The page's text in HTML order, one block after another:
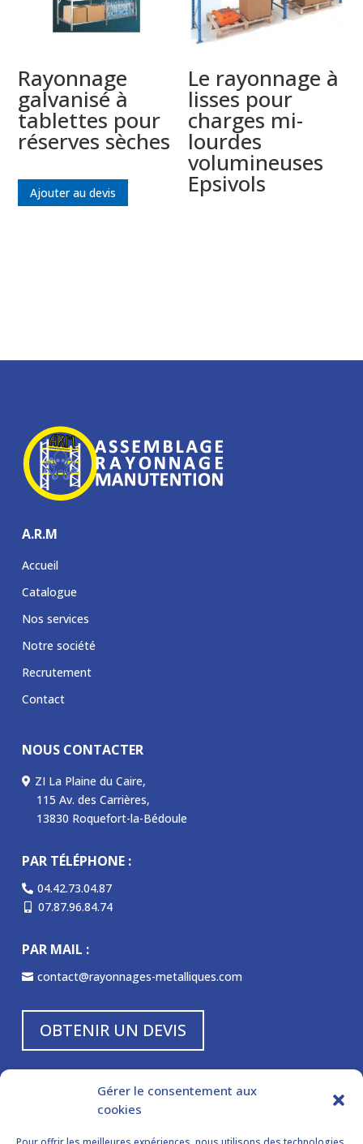
Gérer le consentement aux
cookies
Rayonnage
galvanisé à
tablettes pour
réserves sèches
Ajouter au devis
Le rayonnage à
lisses pour
charges mi-
lourdes
volumineuses
Epsivols
A.R.M
Accueil
Catalogue
Nos services
Notre société
Recrutement
Contact
NOUS CONTACTER
 ZI La Plaine du Caire,
115 Av. des Carrières,
13830 Roquefort-la-Bédoule
PAR TÉLÉPHONE :
 04.42.73.04.87
07.87.96.84.74
PAR MAIL :
 contact@rayonnages-metalliques.com
OBTENIR UN DEVIS
NOS HORAIRES :
Lundi à vendredi
de 8 h à 12 h et de 14 h à 18 h